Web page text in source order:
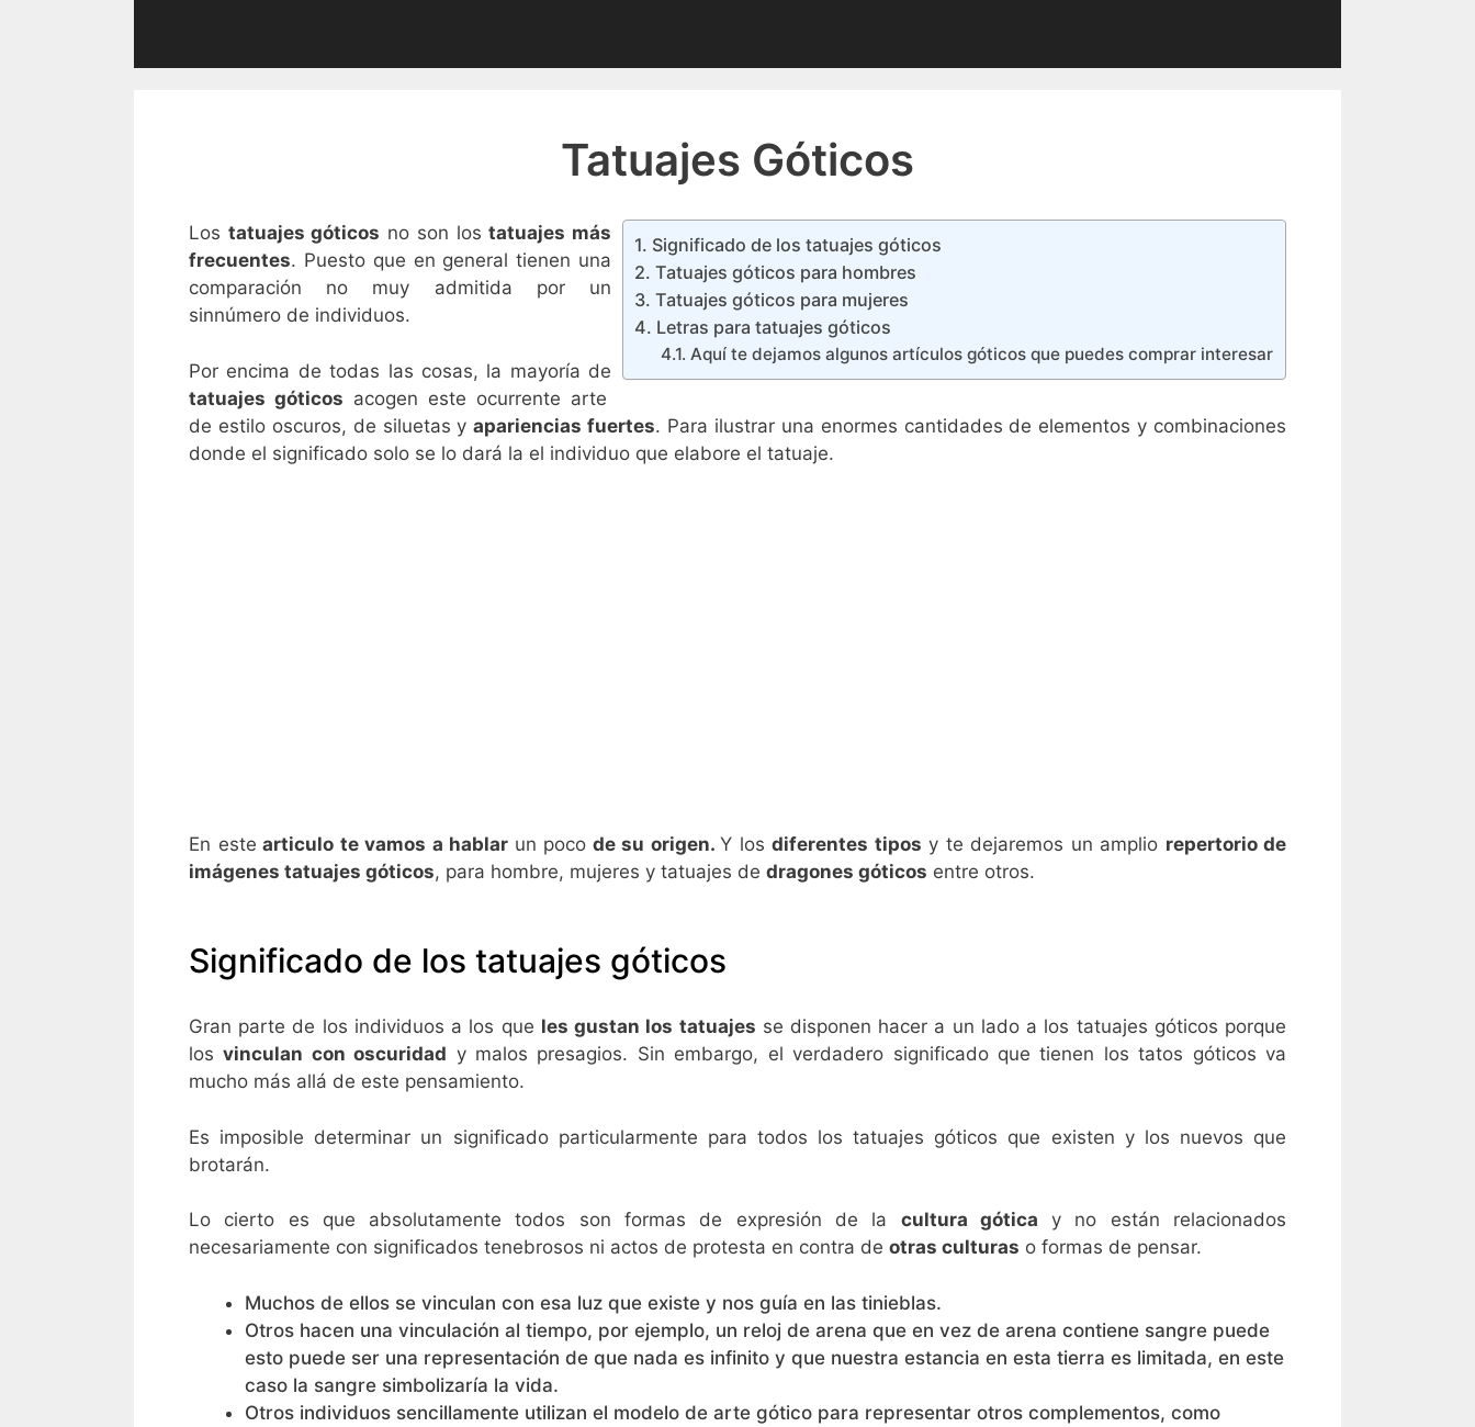
Tatuajes Góticos
Significado de los tatuajes góticos
Tatuajes góticos para hombres
Tatuajes góticos para mujeres
Letras para tatuajes góticos
Aquí te dejamos algunos artículos góticos que puedes comprar interesar
Los tatuajes góticos no son lostatuajes más
frecuentes. Puesto que en general tienen una
comparación no muy admitida por un
sinnúmero de individuos.
Por encima de todas las cosas, la mayoría de
tatuajes góticos acogen este ocurrente arte
de estilo oscuros, de siluetas yapariencias fuertes. Para ilustrar una enormes cantidades de elementos y combinaciones
donde el significado solo se lo dará la el individuo que elabore el tatuaje.
En este articulo te vamos a hablar un poco de su origen. Y los diferentes tipos y te dejaremos un amplio repertorio de
imágenes tatuajes góticos, para hombre, mujeres y tatuajes de dragones góticos entre otros.
Significado de los tatuajes góticos
Gran parte de los individuos a los que les gustan los tatuajes se disponen hacer a un lado a los tatuajes góticos porque
losvinculan con oscuridad y malos presagios. Sin embargo, el verdadero significado que tienen los tatos góticos va
mucho más allá de este pensamiento.
Es imposible determinar un significado particularmente para todos los tatuajes góticos que existen y los nuevos que
brotarán.
Lo cierto es que absolutamente todos son formas de expresión de la cultura gótica y no están relacionados
necesariamente con significados tenebrosos ni actos de protesta en contra de otras culturas o formas de pensar.
Muchos de ellos se vinculan con esa luz que existe y nos guía en las tinieblas.
Otros hacen una vinculación al tiempo, por ejemplo, un reloj de arena que en vez de arena contiene sangre puede
esto puede ser una representación de que nada es infinito y que nuestra estancia en esta tierra es limitada, en este
caso la sangre simbolizaría la vida.
Otros individuos sencillamente utilizan el modelo de arte gótico para representar otros complementos, como